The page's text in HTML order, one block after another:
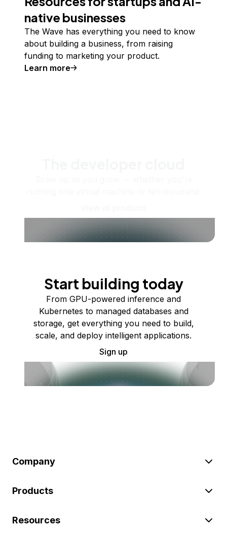
native businesses
The Wave has everything you need to know
about building a business, from raising
funding to marketing your product.
Learn more
Start building today
From GPU-powered inference and
Kubernetes to managed databases and
storage, get everything you need to build,
scale, and deploy intelligent applications.
Sign up
Company
Products
Resources